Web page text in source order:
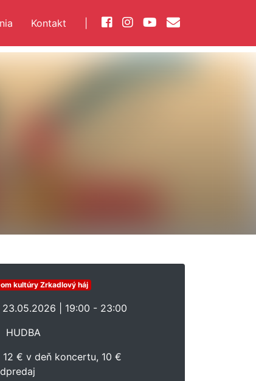
Kontakt
kultúry Zrkadlový háj
23.05.2026 | 19:00 - 23:00
HUDBA
12 € v deň koncertu, 10 €